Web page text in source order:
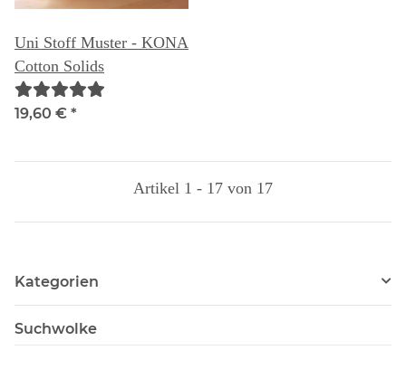
Uni Stoff Muster - KONA
Cotton Solids
19,60 € *
Artikel 1 - 17 von 17
Kategorien
Suchwolke